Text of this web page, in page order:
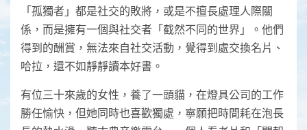
「孤獨者」都是社交的敗將，或是不擅長處理人際關
係，而是擁有一個與社交者「截然不同的世界」。他們
得到的酬賞，無法來自社交活動，覺得到處交換名片、
哈拉，還不如靜靜讀本好書。
有位三十來歲的女性，養了一頭貓，在燈具公司的工作
勝任愉快，但她同時也喜歡獨處，寧願把時間耗在泡長